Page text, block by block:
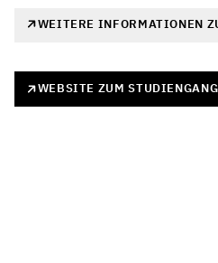
WEITERE INFORMATIONEN
WEBSITE ZUM STUDIENGANG